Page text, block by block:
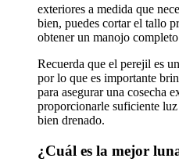
exteriores a medida que
bien, puedes cortar el tallo
obtener un manojo
Recuerda que el perejil es
por lo que es importante
para asegurar una cosecha
proporcionarle suficiente
bien drenado.
¿Cuál es la mejor